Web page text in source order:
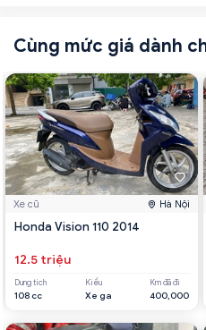
Cùng mức giá dành
Xe cũ Hà Nội
Honda Vision 110 2014
12.5 triệu
Dung tích
108 cc
Kiểu
Xe ga
Km đã đi
400,000